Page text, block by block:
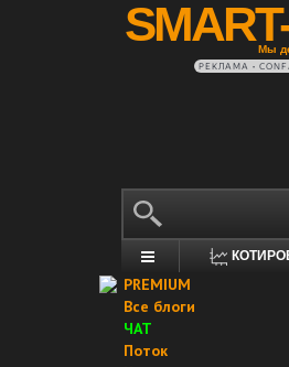
Мы
РЕКЛАМА •
PREMIUM
Все блоги
ЧАТ
Поток